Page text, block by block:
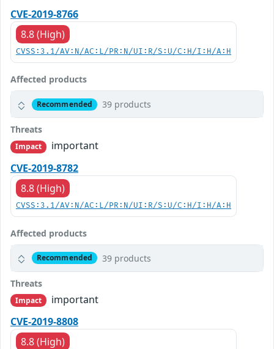
CVE-2019-8766
8.8 (High)
CVSS:3.1/AV:N/AC:L/PR:N/UI:R/S:U/C:H/I:H/A:H
Affected products
Recommended 39 products
Threats
Impact
important
CVE-2019-8782
8.8 (High)
CVSS:3.1/AV:N/AC:L/PR:N/UI:R/S:U/C:H/I:H/A:H
Affected products
Recommended 39 products
Threats
Impact
important
CVE-2019-8808
8.8 (High)